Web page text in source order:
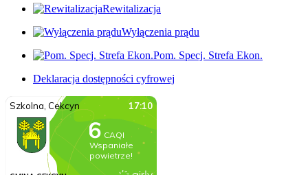
Rewitalizacja
Wyłączenia prądu
Pom. Specj. Strefa Ekon.
Deklaracja dostępności cyfrowej